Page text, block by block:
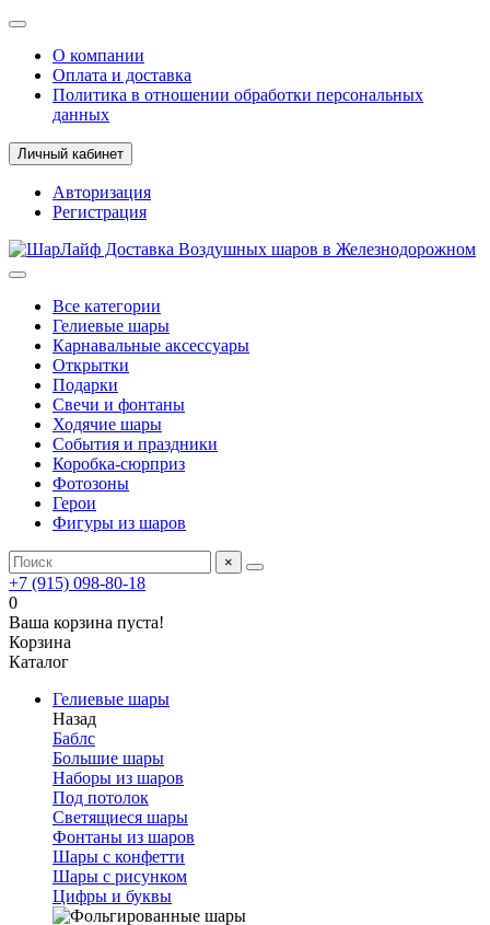
О компании
Оплата и доставка
Политика в отношении обработки персональных
данных
Личный кабинет
Авторизация
Регистрация
Все категории
Гелиевые шары
Карнавальные аксессуары
Открытки
Подарки
Свечи и фонтаны
Ходячие шары
События и праздники
Коробка-сюрприз
Фотозоны
Герои
Фигуры из шаров
×
+7 (915) 098-80-18
0
Ваша корзина пуста!
Корзина
Каталог
Гелиевые шары
Назад
Баблс
Большие шары
Наборы из шаров
Под потолок
Светящиеся шары
Фонтаны из шаров
Шары с конфетти
Шары с рисунком
Цифры и буквы